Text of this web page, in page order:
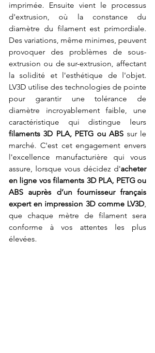
imprimée. Ensuite vient le processus
d'extrusion, où la constance du
diamètre du filament est primordiale.
Des variations, même minimes, peuvent
provoquer des problèmes de sous-
extrusion ou de sur-extrusion, affectant
la solidité et l'esthétique de l'objet.
LV3D utilise des technologies de pointe
pour garantir une tolérance de
diamètre incroyablement faible, une
filaments 3D PLA, PETG ou ABS sur le
marché. C'est cet engagement envers
l'excellence manufacturière qui vous
assure, lorsque vous décidez d'acheter
en ligne vos filaments 3D PLA, PETG ou
ABS auprès d’un fournisseur français
expert en impression 3D comme LV3D,
que chaque mètre de filament sera
conforme à vos attentes les plus
élevées.